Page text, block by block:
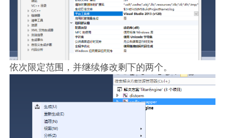
依次限定范围，并继续修改剩下的两个。